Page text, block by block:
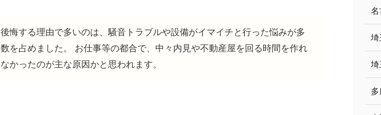
後悔する理由で多いのは、騒音トラブルや設備がイマイチと行った悩みが多
数を占めました。 お仕事等の都合で、中々内見や不動産屋を回る時間を作れ
なかったのが主な原因かと思われます。
名
埼
埼